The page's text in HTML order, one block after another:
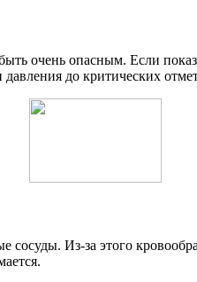
очень опасным. Если
до критических
Из-за этого